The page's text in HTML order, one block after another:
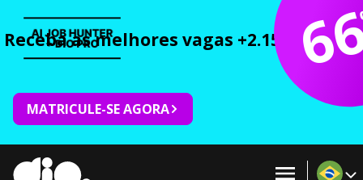
Receba as melhores vagas +2.150 cursos
MATRICULE-SE AGORA